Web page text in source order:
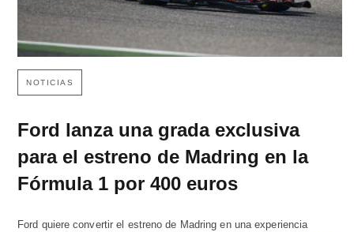
NOTICIAS
Ford lanza una grada exclusiva
para el estreno de Madring en la
Fórmula 1 por 400 euros
Ford quiere convertir el estreno de Madring en una experiencia